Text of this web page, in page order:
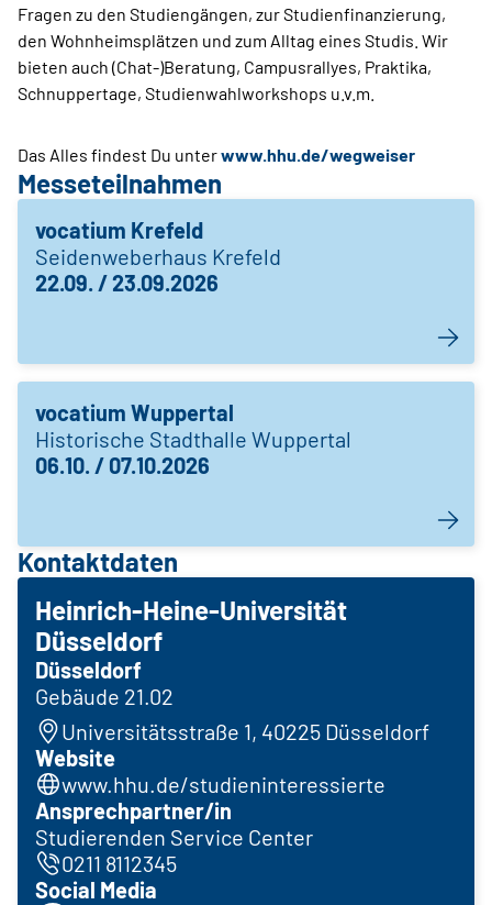
Fragen zu den Studiengängen, zur Studienfinanzierung,
den Wohnheimsplätzen und zum Alltag eines Studis. Wir
bieten auch (Chat-)Beratung, Campusrallyes, Praktika,
Schnuppertage, Studienwahlworkshops u.v.m.
Das Alles findest Du unterwww.hhu.de/wegweiser
Messeteilnahmen
vocatium Krefeld
Seidenweberhaus Krefeld
22.09. / 23.09.2026
vocatium Wuppertal
Historische Stadthalle Wuppertal
06.10. / 07.10.2026
Kontaktdaten
Heinrich-Heine-Universität
Düsseldorf
Düsseldorf
Gebäude 21.02
Universitätsstraße 1, 40225 Düsseldorf
Website
www.hhu.de/studieninteressierte
Ansprechpartner/in
Studierenden Service Center
0211 8112345
Social Media